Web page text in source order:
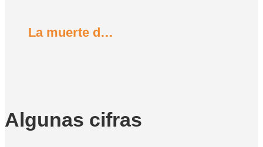
La muerte de vacaciones (1934)
Algunas cifras